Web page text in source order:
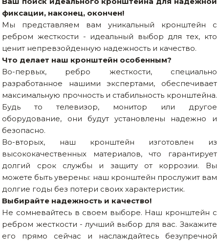
фиксации, наконец, окончен!
Мы представляем вам уникальный кронштейн с
ребром жесткости - идеальный выбор для тех, кто
ценит непревзойденную надежность и качество.
Что делает наш кронштейн особенным?
Во-первых, ребро жесткости, специально
разработанное нашими экспертами, обеспечивает
максимальную прочность и стабильность кронштейна.
Будь то телевизор, монитор или другое
оборудование, они будут установлены надежно и
безопасно.
Во-вторых, наш кронштейн изготовлен из
высококачественных материалов, что гарантирует
долгий срок службы и защиту от коррозии. Вы
можете быть уверены: наш кронштейн прослужит вам
долгие годы без потери своих характеристик.
Выбирайте надежность и качество!
Не сомневайтесь в своем выборе. Наш кронштейн с
ребром жесткости - лучший выбор для вас. Закажите
его прямо сейчас и наслаждайтесь безупречной